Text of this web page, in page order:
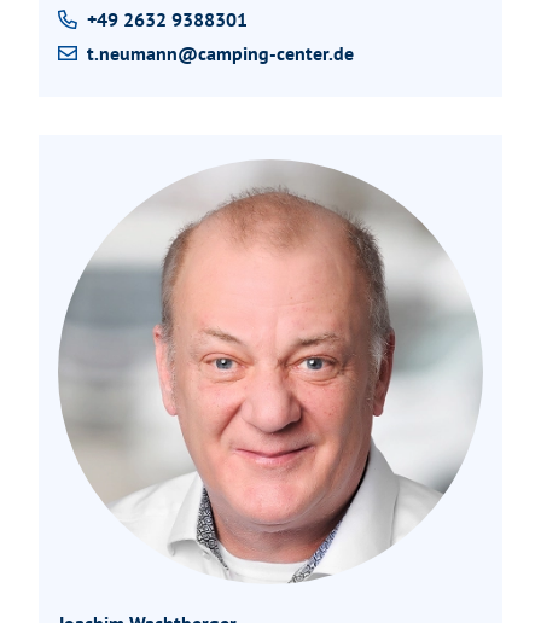
+49 2632 9388301
t.neumann@camping-center.de